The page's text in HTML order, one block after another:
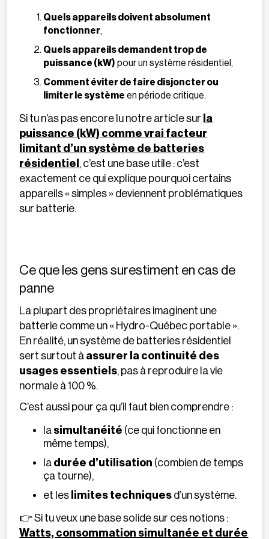
Quels appareils doivent absolument
fonctionner,
Quels appareils demandent trop de
puissance (kW) pour un système résidentiel,
Comment éviter de faire disjoncter ou
limiter le système en période critique.
Si tu n’as pas encore lu notre article sur la
puissance (kW) comme vrai facteur
limitant d’un système de batteries
résidentiel , c’est une base utile : c’est
exactement ce qui explique pourquoi certains
appareils « simples » deviennent problématiques
sur batterie.
Ce que les gens surestiment en cas de
panne
La plupart des propriétaires imaginent une
batterie comme un « Hydro-Québec portable ».
En réalité, un système de batteries résidentiel
sert surtout à assurer la continuité des
usages essentiels, pas à reproduire la vie
normale à 100 %.
C’est aussi pour ça qu’il faut bien comprendre :
la simultanéité (ce qui fonctionne en
même temps),
la durée d’utilisation (combien de temps
ça tourne),
et les limites techniques d’un système.
👉 Si tu veux une base solide sur ces notions :
Watts, consommation simultanée et durée